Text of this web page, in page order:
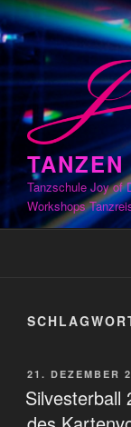
Zum
Inhalt
springen
Tanzschule Joy of
Workshops
AM
21. DEZEMBER
Silvesterball